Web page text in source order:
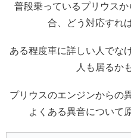
普段乗っているプリウス
合、どう対応すれ
ある程度車に詳しい人でな
人も居るか
プリウスのエンジンからの
よくある異音について